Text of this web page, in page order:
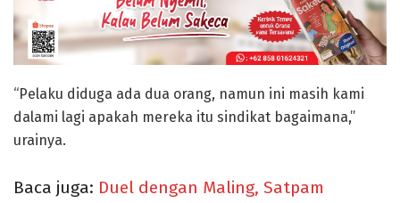
“Pelaku diduga ada dua orang, namun ini masih kami
dalami lagi apakah mereka itu sindikat bagaimana,”
urainya.
Baca juga: Duel dengan Maling, Satpam